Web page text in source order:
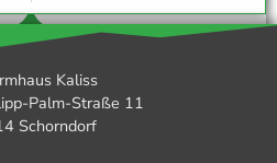
Kaliss
Palm-Straße 11
Schorndorf